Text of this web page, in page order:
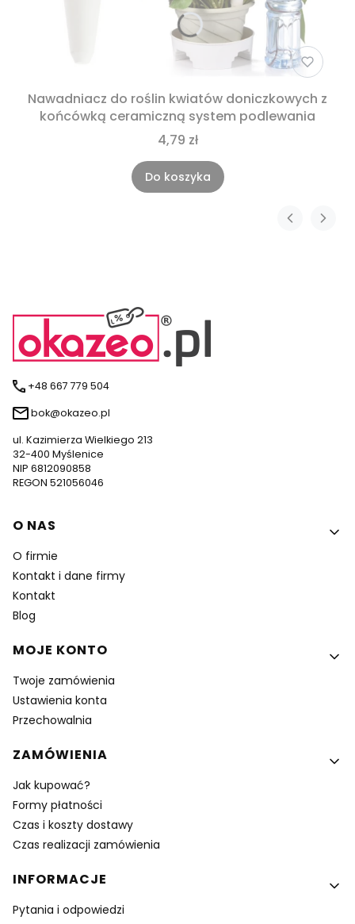
Nawadniacz do roślin kwiatów doniczkowych z
końcówką ceramiczną system podlewania
4,79 zł
Do koszyka
+48 667 779 504
bok@okazeo.pl
ul. Kazimierza Wielkiego 213
32-400 Myślenice
NIP 6812090858
REGON 521056046
Linki w stopce
O NAS
O firmie
Kontakt i dane firmy
Kontakt
Blog
MOJE KONTO
Twoje zamówienia
Ustawienia konta
Przechowalnia
ZAMÓWIENIA
Jak kupować?
Formy płatności
Czas i koszty dostawy
Czas realizacji zamówienia
INFORMACJE
Pytania i odpowiedzi